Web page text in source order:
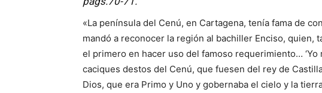
«La península del Cenú, en Cartagena, tenía fama de
mandó a reconocer la región al bachiller Enciso, quien,
el primero en hacer uso del famoso requerimiento…
caciques destos del Cenú, que fuesen del rey de
Dios, que era Primo y Uno y gobernaba el cielo y la